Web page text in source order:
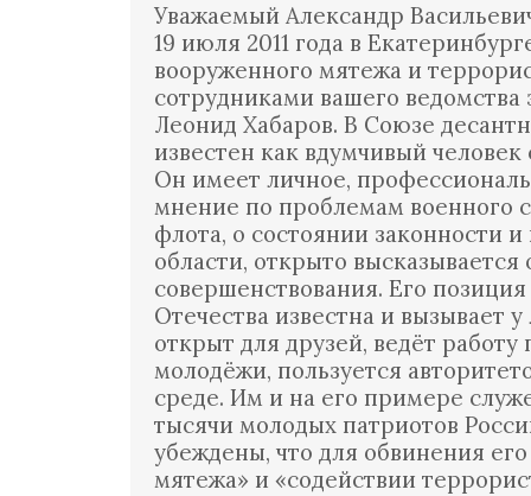
Уважаемый Александр
19 июля 2011 года в
вооруженного мятежа и
сотрудниками вашего
Леонид Хабаров. В Союзе
известен как вдумчивый
Он имеет личное,
мнение по проблемам военного
флота, о состоянии законности
области, открыто
совершенствования. Его
Отечества известна и вызывает
открыт для друзей, ведёт
молодёжи, пользуется
среде. Им и на его примере
тысячи молодых патриотов
убеждены, что для обвинения
мятежа» и «содействии